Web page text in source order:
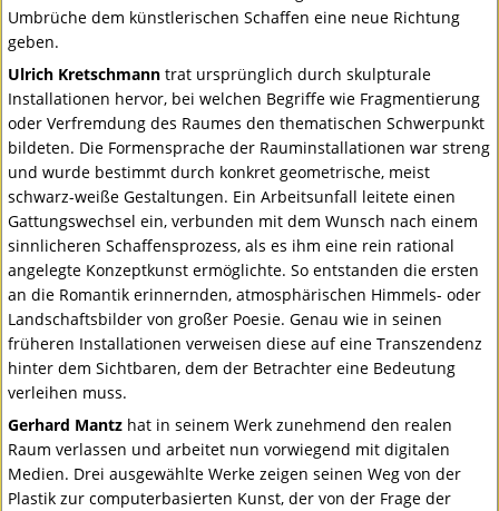
Umbrüche dem künstlerischen Schaffen eine neue Richtung
geben.
Ulrich Kretschmann trat ursprünglich durch skulpturale
Installationen hervor, bei welchen Begriffe wie Fragmentierung
oder Verfremdung des Raumes den thematischen Schwerpunkt
bildeten. Die Formensprache der Rauminstallationen war streng
und wurde bestimmt durch konkret geometrische, meist
schwarz-weiße Gestaltungen. Ein Arbeitsunfall leitete einen
Gattungswechsel ein, verbunden mit dem Wunsch nach einem
sinnlicheren Schaffensprozess, als es ihm eine rein rational
angelegte Konzeptkunst ermöglichte. So entstanden die ersten
an die Romantik erinnernden, atmosphärischen Himmels- oder
Landschaftsbilder von großer Poesie. Genau wie in seinen
früheren Installationen verweisen diese auf eine Transzendenz
hinter dem Sichtbaren, dem der Betrachter eine Bedeutung
verleihen muss.
Gerhard Mantz hat in seinem Werk zunehmend den realen
Raum verlassen und arbeitet nun vorwiegend mit digitalen
Medien. Drei ausgewählte Werke zeigen seinen Weg von der
Plastik zur computerbasierten Kunst, der von der Frage der